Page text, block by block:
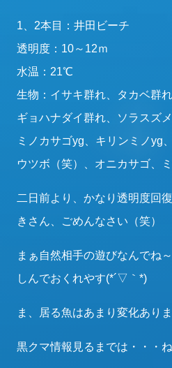
1、2本目：井田ビーチ
透明度：10～12ｍ
水温：21℃
生物：イサキ群れ、タカベ群
ギョハナダイ群れ、ソラスズ
ミノカサゴyg、キリンミノyg
ウツボ（笑）、オニカサゴ、
二日前より、かなり透明度回
きさん、ごめんなさい（笑）
まぁ自然相手の遊びなんでね
しんでおくれやす(*´▽｀*)
ま、居る魚はあまり変化あり
黒クマ情報見るまでは・・・ね